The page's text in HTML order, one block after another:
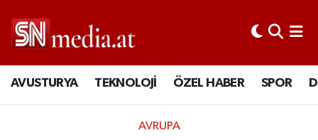
AVUSTURYA TEKNOLOJİ ÖZEL HABER SPOR
AVRUPA